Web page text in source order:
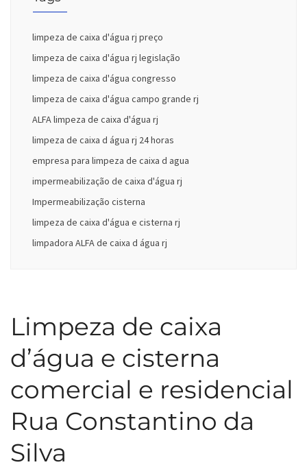
limpeza de caixa d'água rj preço
limpeza de caixa d'água rj legislação
limpeza de caixa d'água congresso
limpeza de caixa d'água campo grande rj
ALFA limpeza de caixa d'água rj
limpeza de caixa d água rj 24 horas
empresa para limpeza de caixa d agua
impermeabilização de caixa d'água rj
Impermeabilização cisterna
limpeza de caixa d'água e cisterna rj
limpadora ALFA de caixa d água rj
Limpeza de caixa
d’água e cisterna
comercial e residencial
Rua Constantino da
Silva